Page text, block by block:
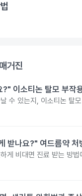
거진
이소티논 탈모 부작
수 있는지, 이소티논 탈
받나요?" 여드름약 처
게 비대면 진료 받는 방